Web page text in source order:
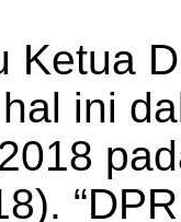
Ketua
ini